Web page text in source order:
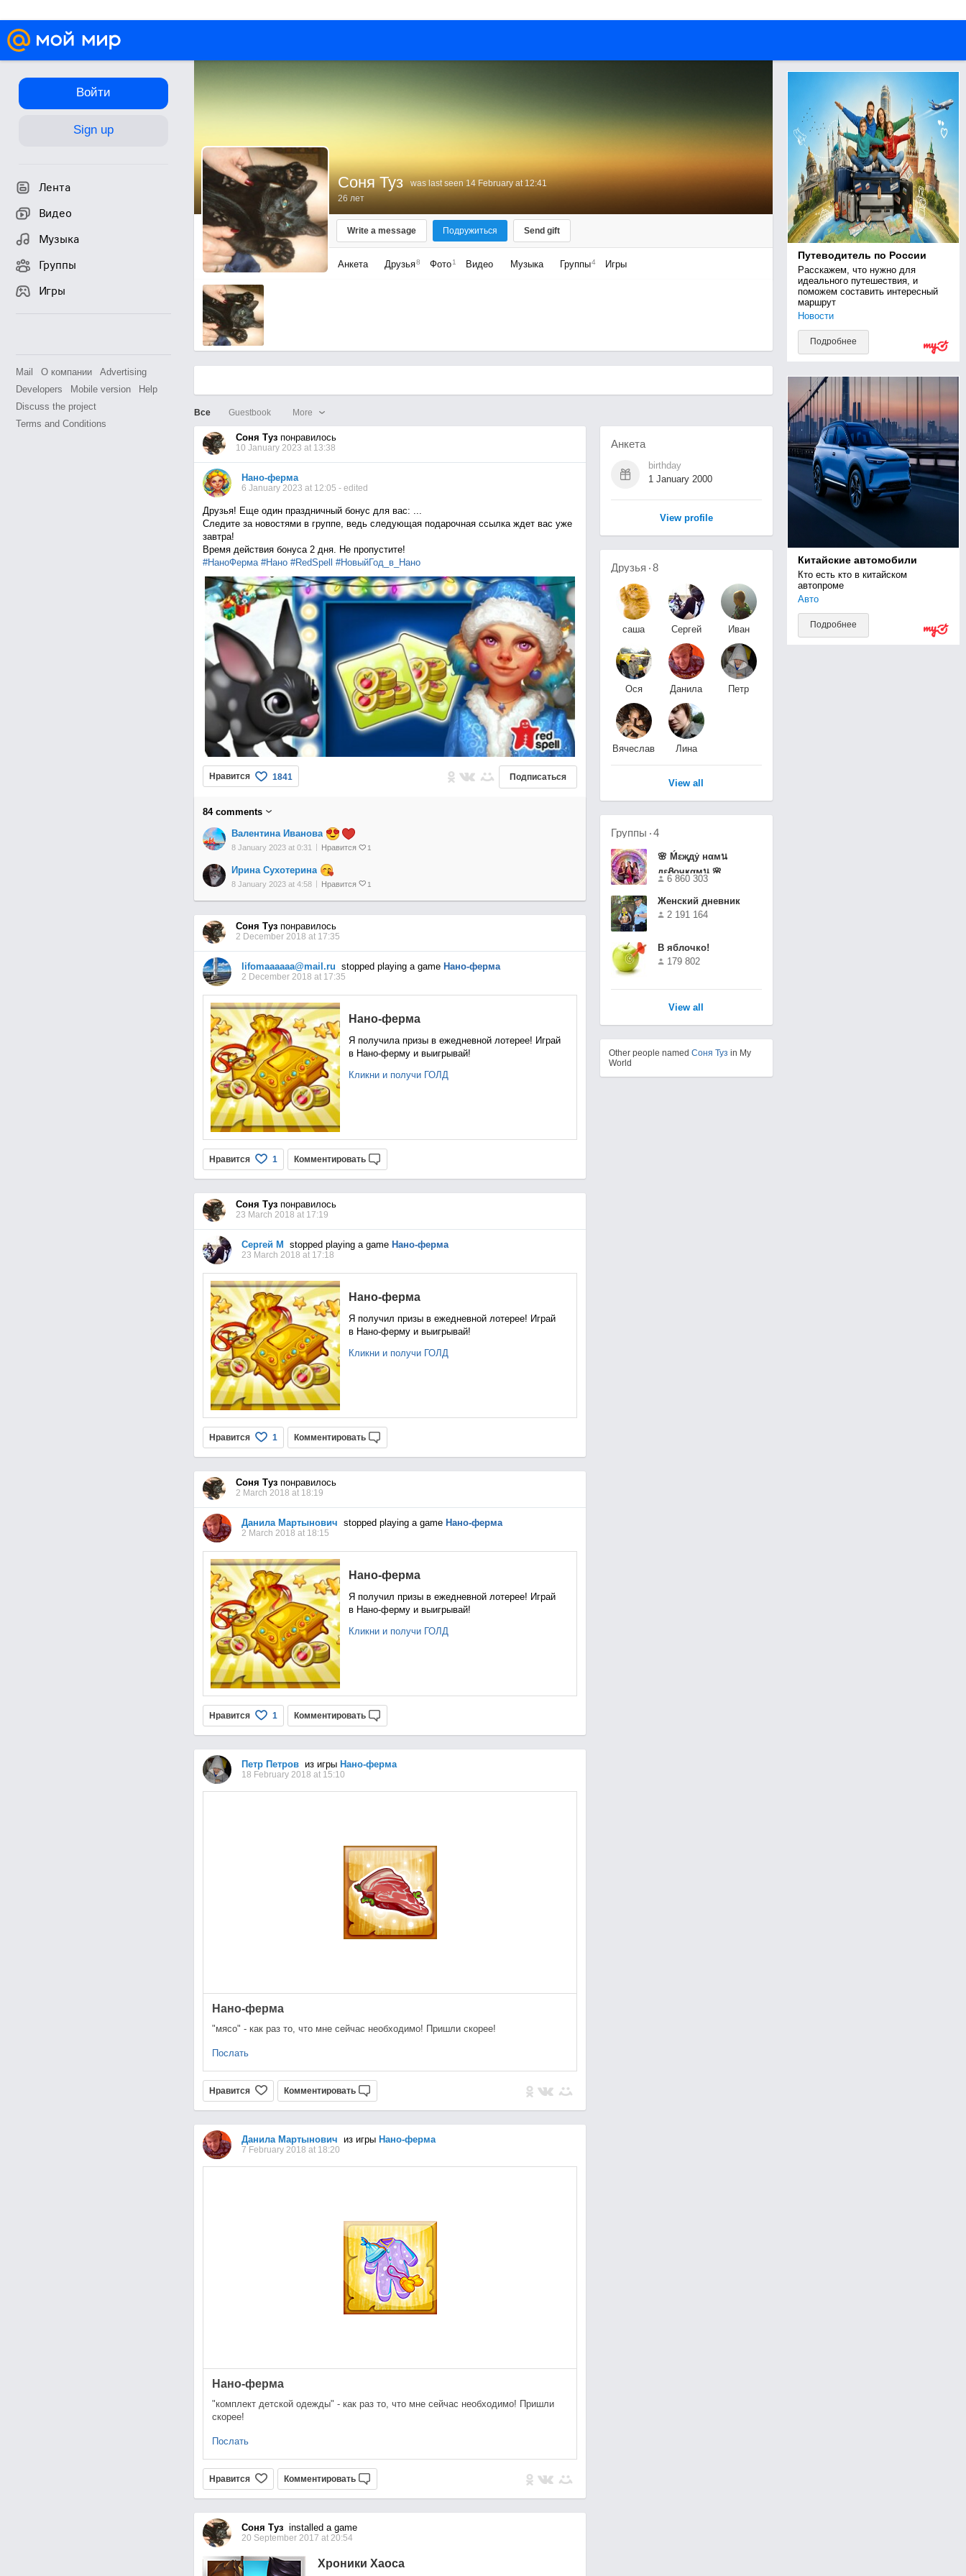
Войти
Sign up
Лента
Видео
Музыка
Группы
Игры
Mail О компании
Advertising
Developers
Mobile version
Help
Discuss the project
Terms and Conditions
Соня Туз
was last seen 14 February at 12:41
26 лет
Write a message Подружиться Send gift
Анкета Друзья8 Фото 1 Видео Музыка Группы4 Игры
Все Guestbook More
Соня Тузпонравилось
10 January 2023 at 13:38
Нано-ферма
6 January 2023 at 12:05 - edited
Друзья! Еще один праздничный бонус для вас: ...
Следите за новостями в группе, ведь следующая подарочная ссылка ждет вас уже
завтра!
Время действия бонуса 2 дня. Не пропустите!
#НаноФерма #Нано #RedSpell #НовыйГод_в_Нано
Подписаться
Нравится 1841
84comments
Валентина Иванова
8 January 2023 at 0:31 Нравится 1
Ирина Сухотерина
8 January 2023 at 4:58 Нравится 1
Соня Тузпонравилось
2 December 2018 at 17:35
lifomaaaaaa@mail.ru stopped playing a game Нано-ферма
2 December 2018 at 17:35
Нано-ферма
Я получила призы в ежедневной лотерее! Играй
в Нано-ферму и выигрывай!
Кликни и получи ГОЛД
Нравится 1 Комментировать
Соня Тузпонравилось
23 March 2018 at 17:19
Сергей М stopped playing a game Нано-ферма
23 March 2018 at 17:18
Нано-ферма
Я получил призы в ежедневной лотерее! Играй
в Нано-ферму и выигрывай!
Кликни и получи ГОЛД
Нравится 1 Комментировать
Соня Тузпонравилось
2 March 2018 at 18:19
Данила Мартынович stopped playing a game Нано-ферма
2 March 2018 at 18:15
Нано-ферма
Я получил призы в ежедневной лотерее! Играй
в Нано-ферму и выигрывай!
Кликни и получи ГОЛД
Нравится 1 Комментировать
Петр Петровиз игры Нано-ферма
18 February 2018 at 15:10
Нано-ферма
"мясо" - как раз то, что мне сейчас необходимо! Пришли скорее!
Послать
Нравится Комментировать
Данила Мартынович из игры Нано-ферма
7 February 2018 at 18:20
Нано-ферма
"комплект детской одежды" - как раз то, что мне сейчас необходимо! Пришли
скорее!
Послать
Нравится Комментировать
Соня Тузinstalled a game
20 September 2017 at 20:54
Хроники Хаоса
Анкета
birthday
1 January 2000
View profile
Путеводитель по России
Расскажем, что нужно для
идеального путешествия, и
поможем составить интересный
маршрут
Новости
Подробнее
Китайские автомобили
Кто есть кто в китайском
автопроме
Авто
Подробнее
Друзья 8
саша
Сергей
Иван
Ося
Данила
Петр
Вячеслав
Лина
View all
Группы 4
🌸 Ḿεҗдẏ нαмน
дεᏰочҝαмน 🌸
6 860 303
Женский дневник
2 191 164
В яблочко!
179 802
View all
Other people named Соня Туз in My
World